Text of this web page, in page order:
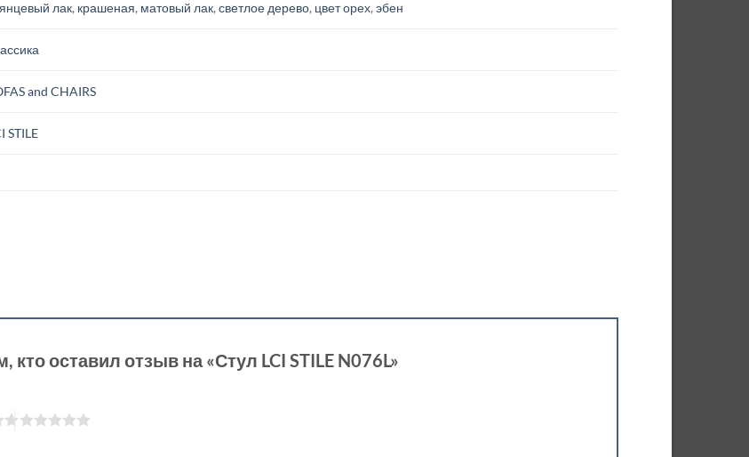
лак, крашеная, матовый лак,светлое дерево, цвет орех,эбен
and CHAIRS
STILE
кто оставил отзыв на «Стул LCI STILE N076L»